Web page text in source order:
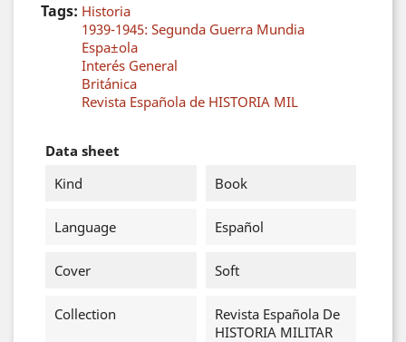
Tags: Historia
1939-1945: Segunda Guerra Mundia
Espa±ola
Interés General
Británica
Revista Española de HISTORIA MIL
Data sheet
Kind
Book
Language Español
Cover Soft
Collection
Revista Española De
HISTORIA MILITAR